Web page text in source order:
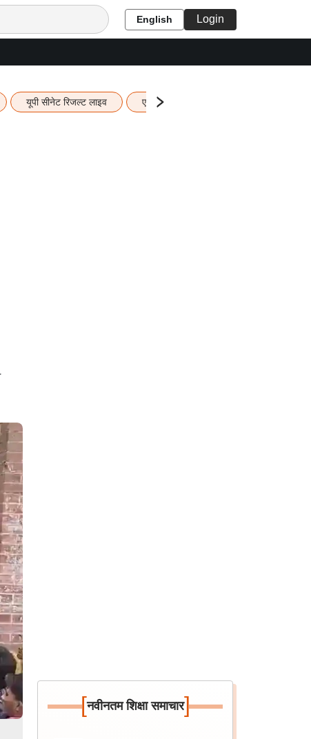
English Login
यूपी सीनेट रिजल्ट लाइव एचबीएसई 12वीं का रिजल्ट लाइव
[नवीनतम शिक्षा समाचार]